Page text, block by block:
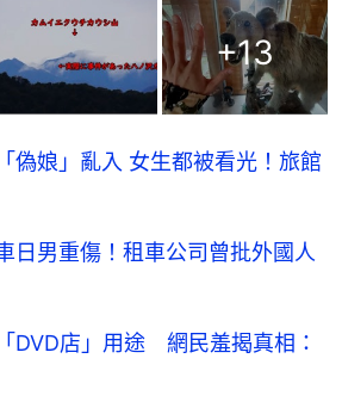
+13
偽娘」亂入 女生都被看光！旅館
日男重傷！租車公司曾批外國人
DVD店」用途 網民羞揭真相：